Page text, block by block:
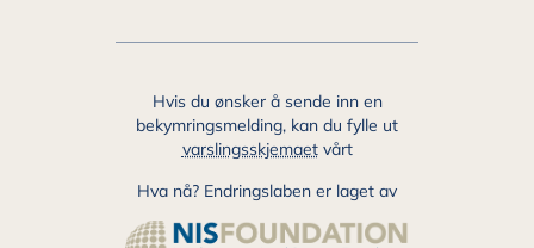
Hvis du ønsker å sende inn en
bekymringsmelding, kan du fylle ut
varslingsskjemaetvårt
Hva nå? Endringslaben er laget av